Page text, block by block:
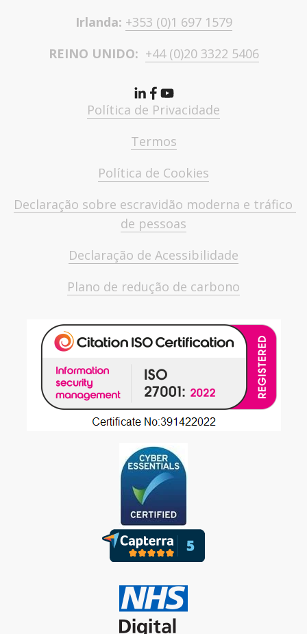
Irlanda: +353 (0)1 697 1579
REINO UNIDO: +44 (0)20 3322 5406
Política de Privacidade
Termos
Política de Cookies
Declaração sobre escravidão moderna e tráfico
de pessoas
Declaração de Acessibilidade
Plano de redução de carbono